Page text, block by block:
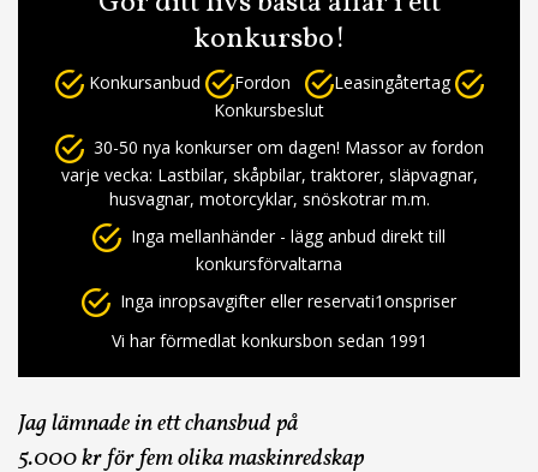
konkursbo!
Konkursanbud Fordon
Leasingåtertag
Konkursbeslut
30-50 nya konkurser om dagen! Massor av fordon
varje vecka: Lastbilar, skåpbilar, traktorer, släpvagnar,
husvagnar, motorcyklar, snöskotrar m.m.
Inga mellanhänder - lägg anbud direkt till
konkursförvaltarna
Inga inropsavgifter eller reservati1onspriser
Vi har förmedlat konkursbon sedan 1991
Jag lämnade in ett chansbud på
5.000 kr för fem olika maskinredskap